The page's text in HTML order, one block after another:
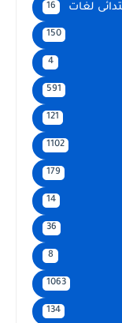
لغات 16
150
4
591
121
1102
179
14
36
8
1063
134